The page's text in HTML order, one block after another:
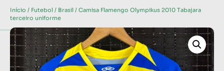
Início / Futebol / Brasil / Camisa Flamengo Olympikus 2010 Tabajara
terceiro uniforme